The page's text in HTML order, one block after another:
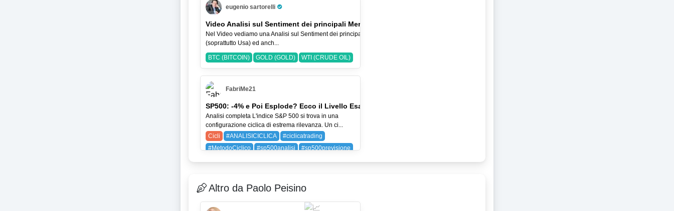
eugenio sartorelli
Pro Trader
Video Analisi sul Sentiment dei principali Mercati-2-ago-2026
Nel Video vediamo una Analisi sul Sentiment dei principali Indici Azionari
(soprattutto Usa) ed anch...
BTC (BITCOIN) GOLD (GOLD) WTI (CRUDE OIL)
FabriMe21
SP500: -4% e Poi Esplode? Ecco il Livello Esatto
Analisi completa L'indice S&P 500 si trova in una
configurazione ciclica di estrema rilevanza. Un ci...
Cicli
#ANALISICICLICA
#ciclicatrading
#MetodoCiclico
#sp500analisi
#sp500previsione
Altro da Paolo Peisino